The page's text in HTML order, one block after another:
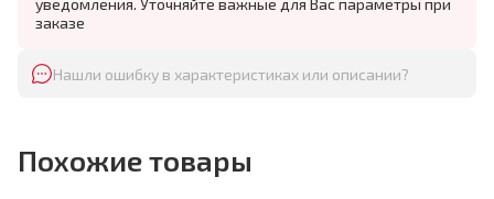
уведомления. Уточняйте важные для Вас параметры при
заказе
Нашли ошибку в характеристиках или описании?
Похожие товары